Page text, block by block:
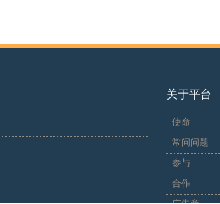
关于平台
使命
常问问题
参与
合作